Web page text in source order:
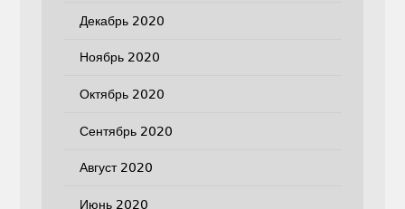
Декабрь 2020
Ноябрь 2020
Октябрь 2020
Сентябрь 2020
Август 2020
Июнь 2020